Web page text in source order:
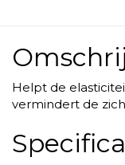
Helpt de
vermindert de